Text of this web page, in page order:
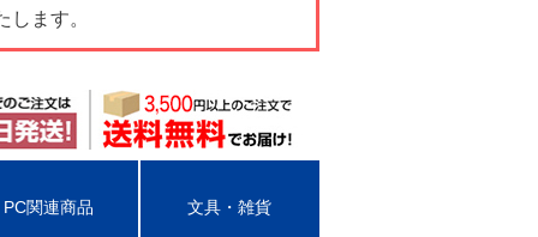
ます。
PC関連商品 文具・雑貨